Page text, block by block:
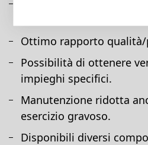
Elevato rendimento
Ottimo rapporto qualità/
Possibilità di ottenere
impieghi specifici.
Manutenzione ridotta
esercizio gravoso.
Disponibili diversi